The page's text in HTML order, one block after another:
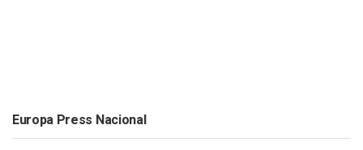
Europa Press Nacional